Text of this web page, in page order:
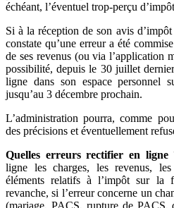
échéant, l’éventuel trop-perçu
Si à la réception de son avis
constate qu’une erreur a été
de ses revenus (ou via l’application
possibilité, depuis le 30 juillet
ligne dans son espace personnel
jusqu’au 3 décembre prochain.
L’administration pourra, comme
des précisions et éventuellement
Quelles erreurs rectifier en ligne
ligne les charges, les revenus,
éléments relatifs à l’impôt sur la
revanche, si l’erreur concerne un
(mariage, PACS, rupture de